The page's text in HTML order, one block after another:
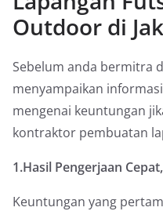
Outdoor di
Sebelum anda bermitra
menyampaikan
mengenai keuntungan
kontraktor pembuatan
1.Hasil Pengerjaan
Keuntungan yang